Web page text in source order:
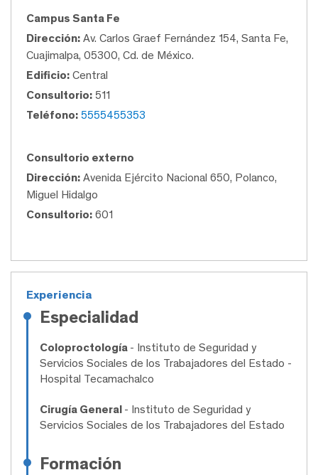
Campus Santa Fe
Dirección: Av. Carlos Graef Fernández 154, Santa Fe,
Cuajimalpa, 05300, Cd. de México.
Edificio: Central
Consultorio: 511
Teléfono: 5555455353
Consultorio externo
Dirección: Avenida Ejército Nacional 650, Polanco,
Miguel Hidalgo
Consultorio: 601
Experiencia
Especialidad
Coloproctología - Instituto de Seguridad y
Servicios Sociales de los Trabajadores del Estado -
Hospital Tecamachalco
Cirugía General - Instituto de Seguridad y
Servicios Sociales de los Trabajadores del Estado
Formación